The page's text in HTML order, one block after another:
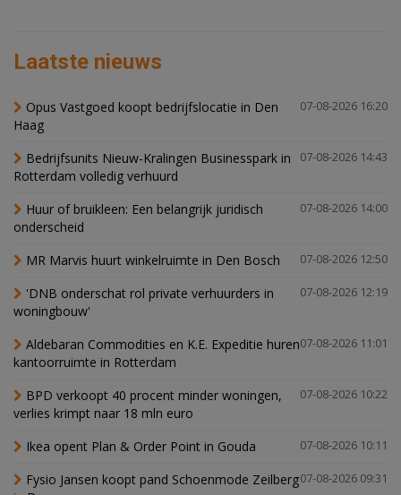
Laatste nieuws
07-08-2026 16:20
Opus Vastgoed koopt bedrijfslocatie in Den
Haag
07-08-2026 14:43
Bedrijfsunits Nieuw-Kralingen Businesspark in
Rotterdam volledig verhuurd
07-08-2026 14:00
Huur of bruikleen: Een belangrijk juridisch
onderscheid
07-08-2026 12:50
MR Marvis huurt winkelruimte in Den Bosch
07-08-2026 12:19
'DNB onderschat rol private verhuurders in
woningbouw'
07-08-2026 11:01
Aldebaran Commodities en K.E. Expeditie huren
kantoorruimte in Rotterdam
07-08-2026 10:22
BPD verkoopt 40 procent minder woningen,
verlies krimpt naar 18 mln euro
07-08-2026 10:11
Ikea opent Plan & Order Point in Gouda
07-08-2026 09:31
Fysio Jansen koopt pand Schoenmode Zeilberg